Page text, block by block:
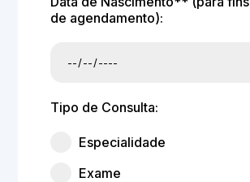
de agendamento):
Tipo de Consulta:
Especialidade
Exame